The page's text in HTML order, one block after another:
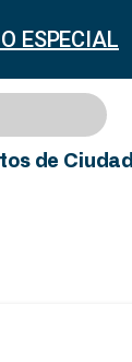
ESPECIAL
de Ciudad